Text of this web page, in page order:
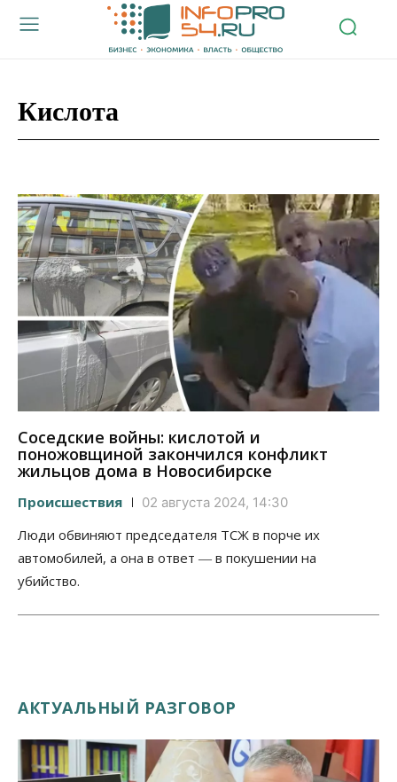
Кислота
Соседские войны: кислотой и
поножовщиной закончился конфликт
жильцов дома в Новосибирске
Происшествия 02 августа 2024, 14:30
Люди обвиняют председателя ТСЖ в порче их
автомобилей, а она в ответ ― в покушении на
убийство.
АКТУАЛЬНЫЙ РАЗГОВОР